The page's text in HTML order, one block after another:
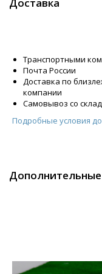
Транспортными
Почта России
Доставка по
компании
Самовывоз со
Подробные условия